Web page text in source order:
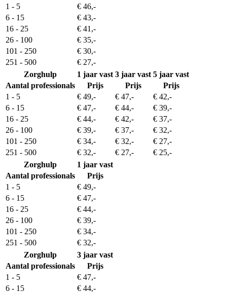
1 - 5
€ 46,-
6 - 15
€ 43,-
16 - 25
€ 41,-
26 - 100
€ 35,-
101 - 250
€ 30,-
251 - 500
€ 27,-
Zorghulp
1 jaar vast 3 jaar vast 5 jaar vast
Aantal professionals
Prijs Prijs
Prijs
1 - 5
€ 49,- € 47,-
€ 42,-
6 - 15
€ 47,- € 44,-
€ 39,-
16 - 25
€ 44,- € 42,-
€ 37,-
26 - 100
€ 39,- € 37,-
€ 32,-
101 - 250
€ 34,- € 32,-
€ 27,-
251 - 500
€ 32,- € 27,-
€ 25,-
Zorghulp
1 jaar vast
Aantal professionals
Prijs
1 - 5
€ 49,-
6 - 15
€ 47,-
16 - 25
€ 44,-
26 - 100
€ 39,-
101 - 250
€ 34,-
251 - 500
€ 32,-
Zorghulp
3 jaar vast
Aantal professionals
Prijs
1 - 5
€ 47,-
6 - 15
€ 44,-